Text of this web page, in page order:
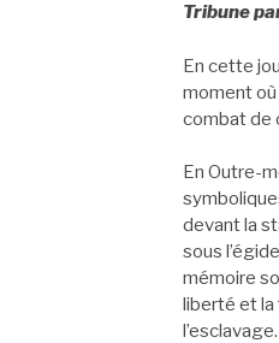
Tribune
En cette
moment où
combat de
En Outre-
devant la
sous
mémoire
liberté et la